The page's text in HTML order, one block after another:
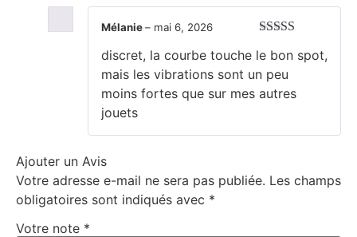
5
Mélanie– mai 6, 2026
discret, la courbe touche le bon spot,
mais les vibrations sont un peu
moins fortes que sur mes autres
jouets
Ajouter un Avis
Votre adresse e-mail ne sera pas publiée. Les champs
obligatoires sont indiqués avec *
Votre note *